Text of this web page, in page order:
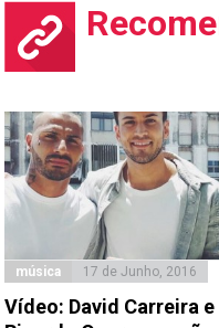
música 17 de Junho, 2016
Vídeo: David Carreira e